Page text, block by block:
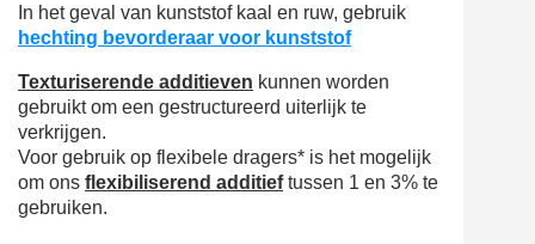
In het geval van kunststof kaal en ruw, gebruik
hechting bevorderaar voor kunststof
Texturiserende additieven kunnen worden
gebruikt om een gestructureerd uiterlijk te
verkrijgen.
Voor gebruik op flexibele dragers* is het mogelijk
om ons flexibiliserend additieftussen 1 en 3% te
gebruiken.